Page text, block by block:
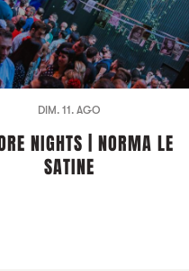
DIM. 11. AGO
NIGHTS | NORMA LE
SATINE